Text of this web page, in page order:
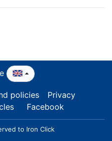
policies
Privacy
Facebook
to Iron Click